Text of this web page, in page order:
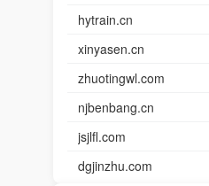
hytrain.cn
xinyasen.cn
zhuotingwl.com
njbenbang.cn
jsjlfl.com
dgjinzhu.com